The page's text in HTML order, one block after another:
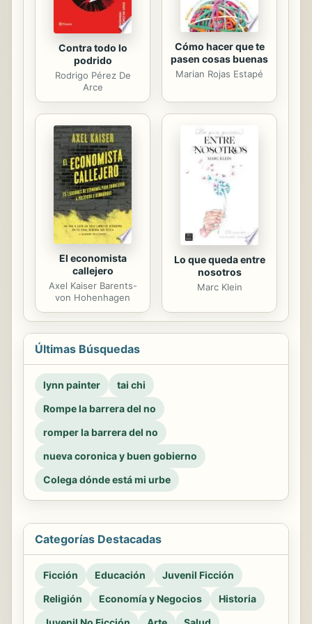
Contra todo lo
podrido
Rodrigo Pérez De
Arce
Cómo hacer que te
pasen cosas buenas
Marian Rojas Estapé
El economista
callejero
Axel Kaiser Barents-
von Hohenhagen
Lo que queda entre
nosotros
Marc Klein
Últimas Búsquedas
lynn painter
tai chi
Rompe la barrera del no
romper la barrera del no
nueva coronica y buen gobierno
Colega dónde está mi urbe
Categorías Destacadas
Ficción Educación
Juvenil Ficción
Religión
Economía y Negocios
Historia